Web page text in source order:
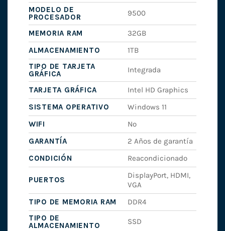
MODELO DE
PROCESADOR
9500
MEMORIA RAM
32GB
ALMACENAMIENTO
1TB
TIPO DE TARJETA
GRÁFICA
Integrada
TARJETA GRÁFICA
Intel HD Graphics
SISTEMA OPERATIVO
Windows 11
WIFI
No
GARANTÍA
2 Años de garantía
CONDICIÓN
Reacondicionado
PUERTOS
DisplayPort, HDMI,
VGA
TIPO DE MEMORIA RAM
DDR4
TIPO DE
ALMACENAMIENTO
SSD